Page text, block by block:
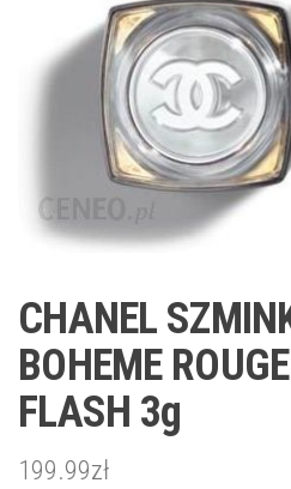
CHANEL
BOHEME
FLASH 3g
199.99zł